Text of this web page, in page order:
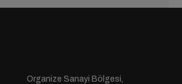
Organize Sanayi Bölgesi,